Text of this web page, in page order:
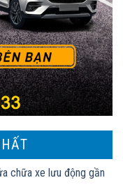
chữa xe lưu động gần